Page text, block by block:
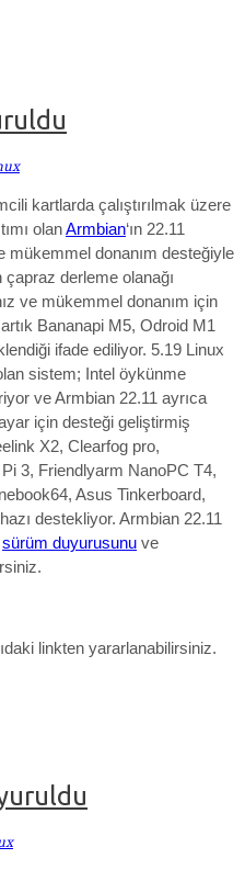
kartlarda çalıştırılmak üzere
olanArmbian‘ın 22.11
mükemmel donanım desteğiyle
derleme olanağı
ve mükemmel donanım için
Bananapi M5, Odroid M1
ifade ediliyor. 5.19 Linux
sistem; Intel öykünme
ve Armbian 22.11 ayrıca
için desteği geliştirmiş
X2, Clearfog pro,
3, Friendlyarm NanoPC T4,
Asus Tinkerboard,
destekliyor. Armbian 22.11
sürüm duyurusunu ve
linkten yararlanabilirsiniz.